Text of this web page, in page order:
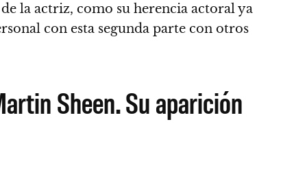
la actriz, como su herencia actoral ya
con esta segunda parte con otros
Sheen. Su aparición